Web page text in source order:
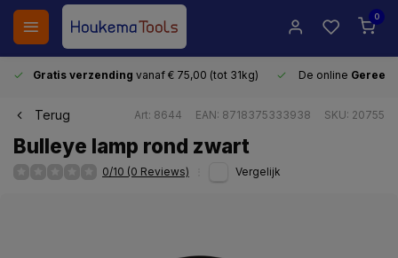
0
Gratis verzending vanaf € 75,00 (tot 31kg) De online
Terug Art: 8644 EAN: 8718375333938 SKU: 20755
Bulleye lamp rond zwart
0/10 (0 Reviews) Vergelijk